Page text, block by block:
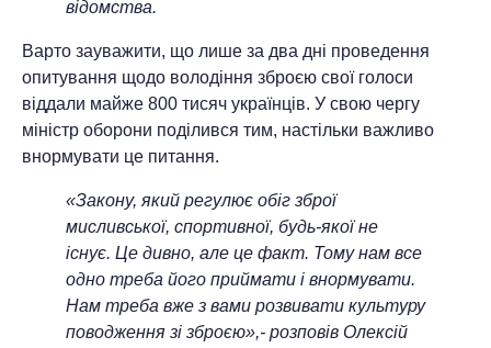
відомства.
Варто зауважити, що лише за два дні проведення
опитування щодо володіння зброєю свої голоси
віддали майже 800 тисяч українців. У свою чергу
міністр оборони поділився тим, настільки важливо
внормувати це питання.
«Закону, який регулює обіг зброї
мисливської, спортивної, будь-якої не
існує. Це дивно, але це факт. Тому нам все
одно треба його приймати і внормувати.
Нам треба вже з вами розвивати культуру
поводження зі зброєю»,- розповів Олексій